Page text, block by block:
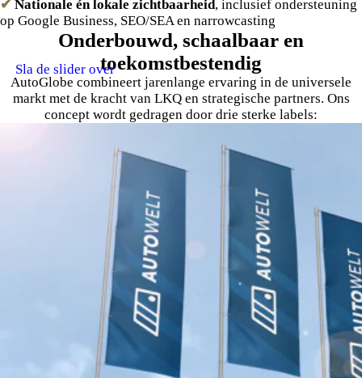
✔ Nationale én lokale zichtbaarheid, inclusief ondersteuning
op Google Business, SEO/SEA en narrowcasting
Onderbouwd, schaalbaar en
toekomstbestendig
AutoGlobe combineert jarenlange ervaring in de universele
markt met de kracht van LKQ en strategische partners. Ons
concept wordt gedragen door drie sterke labels:
Sla de slider over